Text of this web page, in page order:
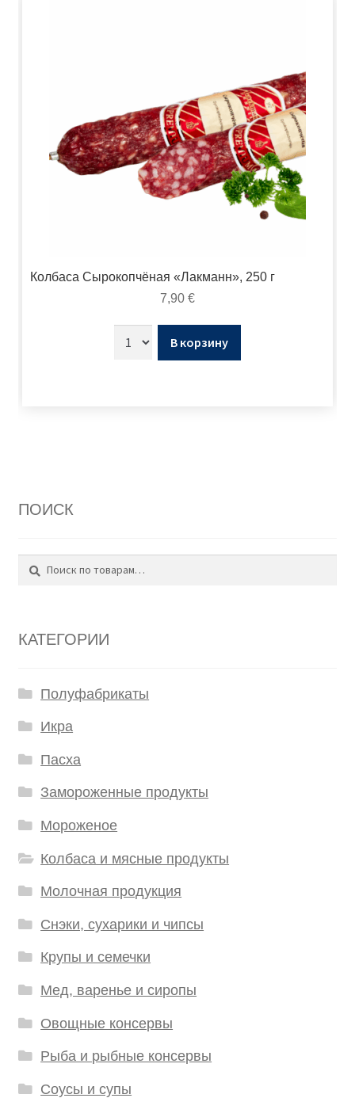
Колбаса Сырокопчёная «Лакманн», 250 г
7,90 €
В корзину
ПОИСК
Поиск
КАТЕГОРИИ
Полуфабрикаты
Икра
Пасха
Замороженные продукты
Мороженое
Колбаса и мясные продукты
Молочная продукция
Снэки, сухарики и чипсы
Крупы и семечки
Мед, варенье и сиропы
Овощные консервы
Рыба и рыбные консервы
Соусы и супы